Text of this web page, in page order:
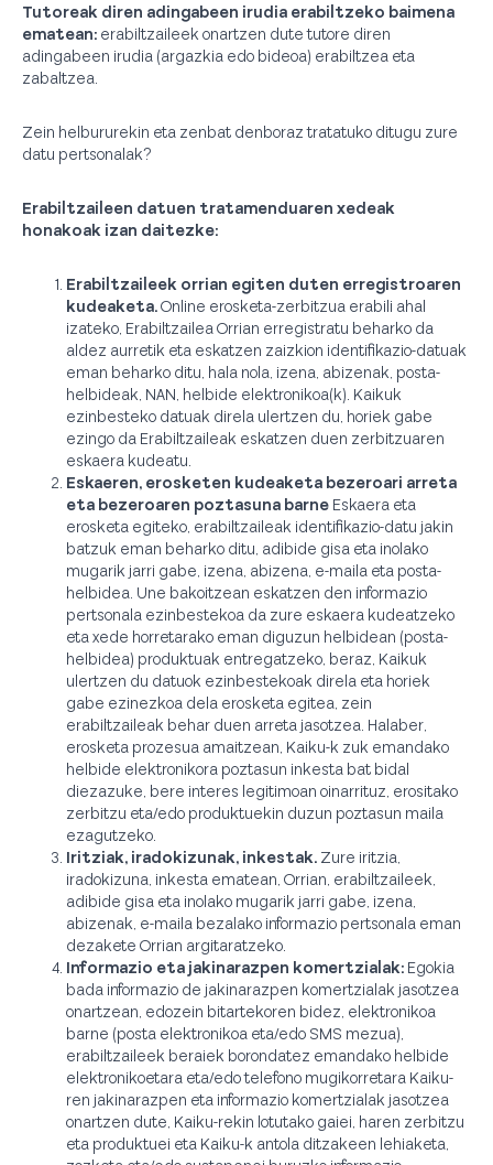
Tutoreak diren adingabeen irudia erabiltzeko baimena
ematean: erabiltzaileek onartzen dute tutore diren
adingabeen irudia (argazkia edo bideoa) erabiltzea eta
zabaltzea.
Zein helbururekin eta zenbat denboraz tratatuko ditugu zure
datu pertsonalak?
Erabiltzaileen datuen tratamenduaren xedeak
honakoak izan daitezke:
Erabiltzaileek orrian egiten duten erregistroaren
kudeaketa.Online erosketa-zerbitzua erabili ahal
izateko, Erabiltzailea Orrian erregistratu beharko da
aldez aurretik eta eskatzen zaizkion identifikazio-datuak
eman beharko ditu, hala nola, izena, abizenak, posta-
helbideak, NAN, helbide elektronikoa(k). Kaikuk
ezinbesteko datuak direla ulertzen du, horiek gabe
ezingo da Erabiltzaileak eskatzen duen zerbitzuaren
eskaera kudeatu.
Eskaeren, erosketen kudeaketa bezeroari arreta
eta bezeroaren poztasuna barne Eskaera eta
erosketa egiteko, erabiltzaileak identifikazio-datu jakin
batzuk eman beharko ditu, adibide gisa eta inolako
mugarik jarri gabe, izena, abizena, e-maila eta posta-
helbidea. Une bakoitzean eskatzen den informazio
pertsonala ezinbestekoa da zure eskaera kudeatzeko
eta xede horretarako eman diguzun helbidean (posta-
helbidea) produktuak entregatzeko, beraz, Kaikuk
ulertzen du datuok ezinbestekoak direla eta horiek
gabe ezinezkoa dela erosketa egitea, zein
erabiltzaileak behar duen arreta jasotzea. Halaber,
erosketa prozesua amaitzean, Kaiku-k zuk emandako
helbide elektronikora poztasun inkesta bat bidal
diezazuke, bere interes legitimoan oinarrituz, erositako
zerbitzu eta/edo produktuekin duzun poztasun maila
ezagutzeko.
Iritziak, iradokizunak, inkestak. Zure iritzia,
iradokizuna, inkesta ematean, Orrian, erabiltzaileek,
adibide gisa eta inolako mugarik jarri gabe, izena,
abizenak, e-maila bezalako informazio pertsonala eman
dezakete Orrian argitaratzeko.
Informazio eta jakinarazpen komertzialak: Egokia
bada informazio de jakinarazpen komertzialak jasotzea
onartzean, edozein bitartekoren bidez, elektronikoa
barne (posta elektronikoa eta/edo SMS mezua),
erabiltzaileek beraiek borondatez emandako helbide
elektronikoetara eta/edo telefono mugikorretara Kaiku-
ren jakinarazpen eta informazio komertzialak jasotzea
onartzen dute, Kaiku-rekin lotutako gaiei, haren zerbitzu
eta produktuei eta Kaiku-k antola ditzakeen lehiaketa,